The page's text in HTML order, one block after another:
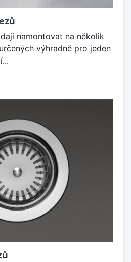
namontovat na několik
výhradně pro jeden